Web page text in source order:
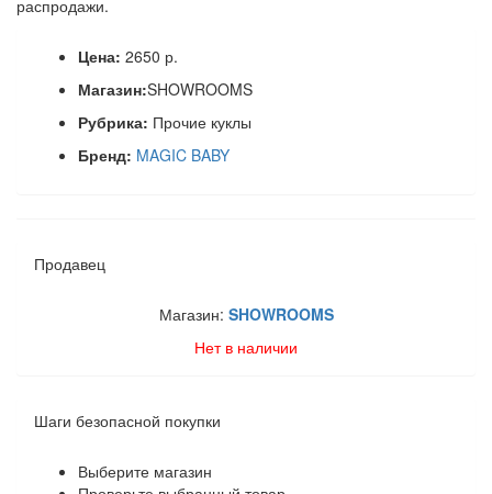
распродажи.
Цена: 2650 р.
Магазин:SHOWROOMS
Рубрика: Прочие куклы
Бренд: MAGIC BABY
Продавец
Магазин: SHOWROOMS
Нет в наличии
Шаги безопасной покупки
Выберите магазин